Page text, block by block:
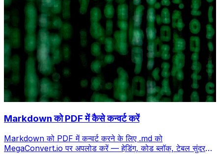
Markdown को PDF में कैसे कन्वर्ट करें
Markdown को PDF में कन्वर्ट करने के लिए .md को
MegaConvert.io पर अपलोड करें — हेडिंग, कोड ब्लॉक, टेबल सुंदर